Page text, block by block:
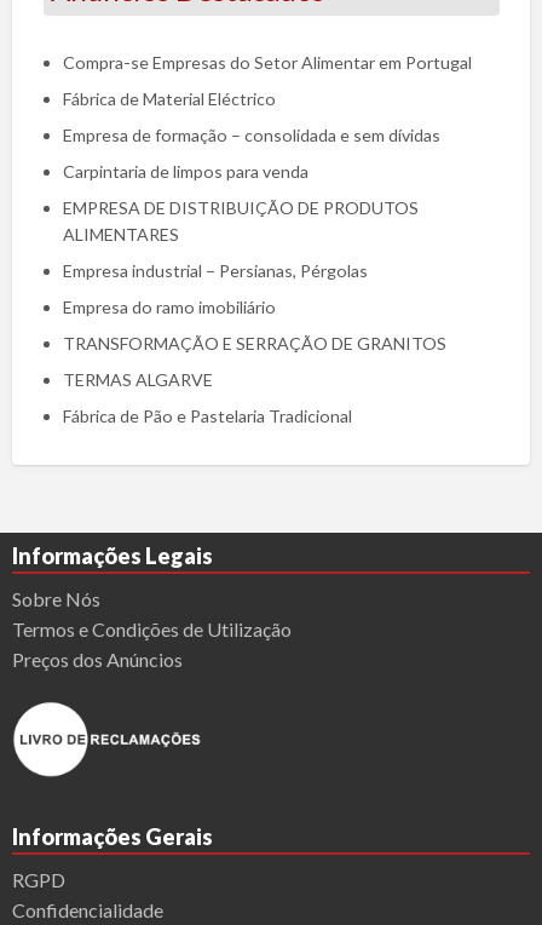
Compra-se Empresas do Setor Alimentar em Portugal
Fábrica de Material Eléctrico
Empresa de formação – consolidada e sem dívidas
Carpintaria de limpos para venda
EMPRESA DE DISTRIBUIÇÃO DE PRODUTOS
ALIMENTARES
Empresa industrial – Persianas, Pérgolas
Empresa do ramo imobiliário
TRANSFORMAÇÃO E SERRAÇÃO DE GRANITOS
TERMAS ALGARVE
Fábrica de Pão e Pastelaria Tradicional
Informações Legais
Sobre Nós
Termos e Condições de Utilização
Preços dos Anúncios
Informações Gerais
RGPD
Confidencialidade